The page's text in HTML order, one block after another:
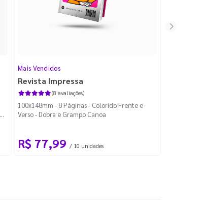
Mais Vendidos
Revista Impressa
(8 avaliações)
100x148mm - 8 Páginas - Colorido Frente e
Verso - Dobra e Grampo Canoa
R$ 77,99 / 10 unidades